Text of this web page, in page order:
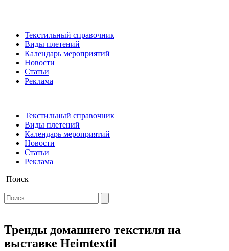
Текстильный справочник
Виды плетений
Календарь мероприятий
Новости
Статьи
Реклама
Текстильный справочник
Виды плетений
Календарь мероприятий
Новости
Статьи
Реклама
Поиск
Тренды домашнего текстиля на
выставке Heimtextil